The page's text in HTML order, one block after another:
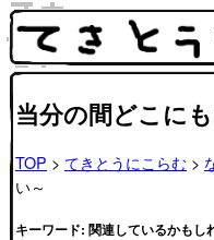
当分の間どこに
TOP > てきとうにこらむ >
い～
キーワード: 関連しているかもし